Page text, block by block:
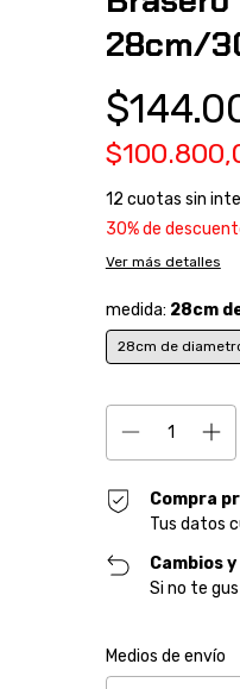
28cm/
12 cuotas sin
30% de
Ver más detalles
medida: 28cm
28cm de
Compra
Tus datos
Cambios
Si no te
Entregas para el
Medios de envío